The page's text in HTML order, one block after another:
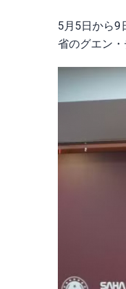
5月5日から9
省のグエン